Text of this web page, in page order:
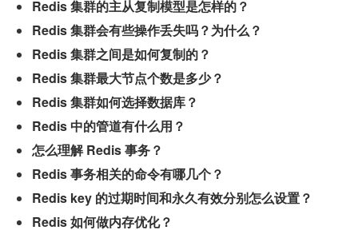
Redis 集群的主从复制模型是怎样的？
Redis 集群会有些操作丢失吗？为什么？
Redis 集群之间是如何复制的？
Redis 集群最大节点个数是多少？
Redis 集群如何选择数据库？
Redis 中的管道有什么用？
怎么理解 Redis 事务？
Redis 事务相关的命令有哪几个？
Redis key 的过期时间和永久有效分别怎么设置？
Redis 如何做内存优化？